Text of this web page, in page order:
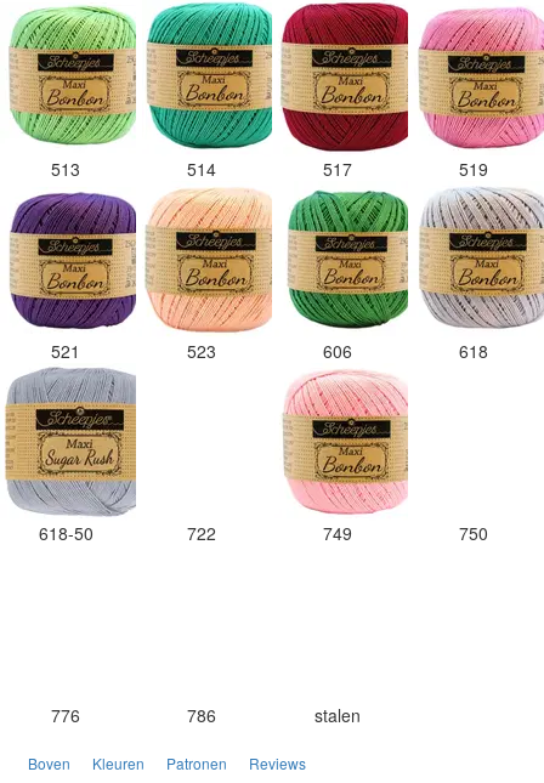
513 514 517 519
521 523 606 618
618-50 722 749 750
776 786 stalen
Boven Kleuren Patronen Reviews